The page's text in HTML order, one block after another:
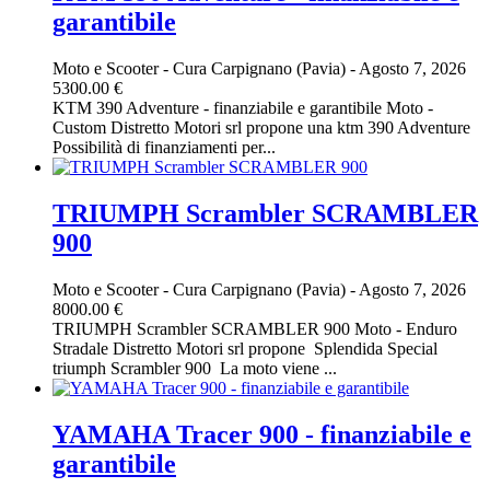
garantibile
Moto e Scooter- Cura Carpignano (Pavia) - Agosto 7, 2026
5300.00 €
KTM 390 Adventure - finanziabile e garantibile Moto -
Custom Distretto Motori srl propone una ktm 390 Adventure
Possibilità di finanziamenti per...
TRIUMPH Scrambler SCRAMBLER
900
Moto e Scooter- Cura Carpignano (Pavia) - Agosto 7, 2026
8000.00 €
TRIUMPH Scrambler SCRAMBLER 900 Moto - Enduro
Stradale Distretto Motori srl propone Splendida Special
triumph Scrambler 900 La moto viene ...
YAMAHA Tracer 900 - finanziabile e
garantibile